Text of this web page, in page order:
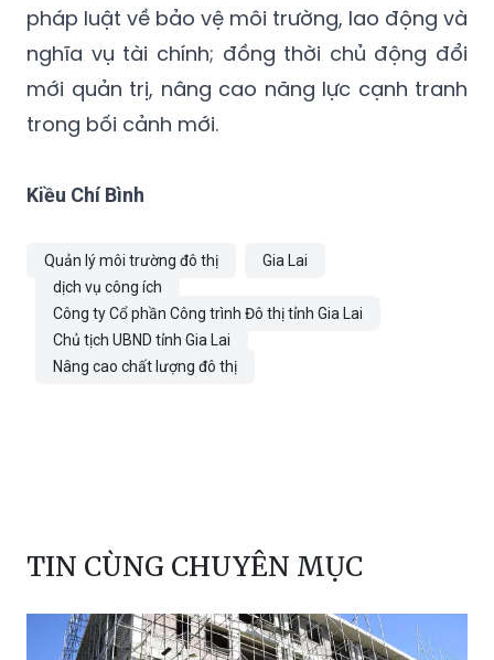
pháp luật về bảo vệ môi trường, lao động và
nghĩa vụ tài chính; đồng thời chủ động đổi
mới quản trị, nâng cao năng lực cạnh tranh
trong bối cảnh mới.
Kiều Chí Bình
Quản lý môi trường đô thị
Gia Lai
dịch vụ công ích
Công ty Cổ phần Công trình Đô thị tỉnh Gia Lai
Chủ tịch UBND tỉnh Gia Lai
Nâng cao chất lượng đô thị
TIN CÙNG CHUYÊN MỤC